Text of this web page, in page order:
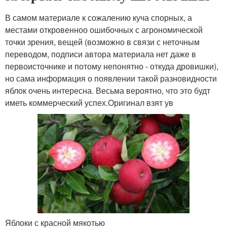
В самом материале к сожалению куча спорных, а
местами откровенноо ошибочных с агрономической
точки зрения, вещей (возможно в связи с неточным
переводом, подписи автора материала нет даже в
первоисточнике и потому непонятно - откуда дровишки),
но сама информация о появлении такой разновидности
яблок очень интересна. Весьма вероятно, что это будт
иметь коммерческий успех.Оригинал взят ув
Яблоки с красной мякотью